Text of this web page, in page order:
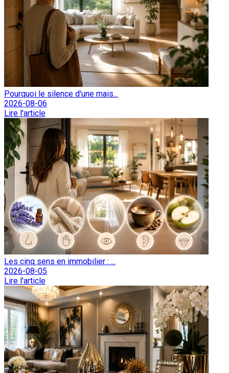
Pourquoi le silence d'une mais...
2026-08-06
Lire l'article
Les cinq sens en immobilier : ...
2026-08-05
Lire l'article